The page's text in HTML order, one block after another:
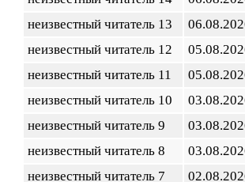
неизвестный читатель 13
неизвестный читатель 12
неизвестный читатель 11
неизвестный читатель 10
неизвестный читатель 9
неизвестный читатель 8
неизвестный читатель 7